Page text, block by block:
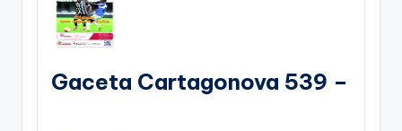
Gaceta Cartagonova 539 –